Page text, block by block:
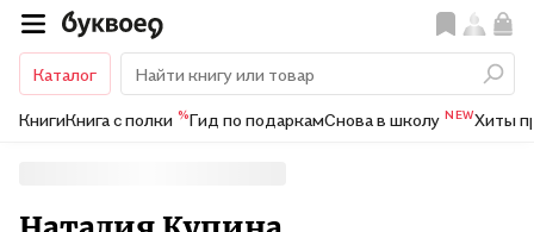
Каталог
КнигиКнига с полки %Гид по подаркамСнова в школу NEWХиты